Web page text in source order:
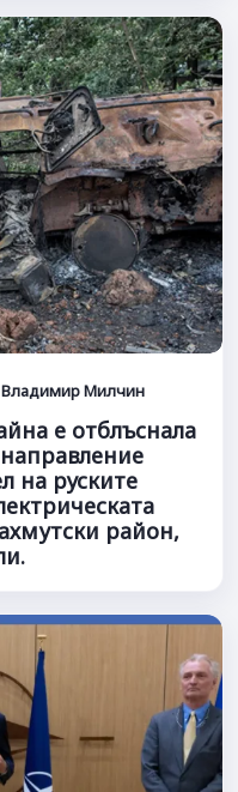
Владимир Милчин
е отблъснала
на руските
район,